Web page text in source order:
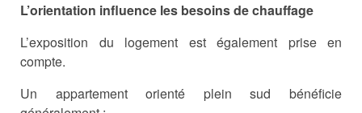
L’orientation influence les besoins de chauffage
L’exposition du logement est également prise en
compte.
Un appartement orienté plein sud bénéficie